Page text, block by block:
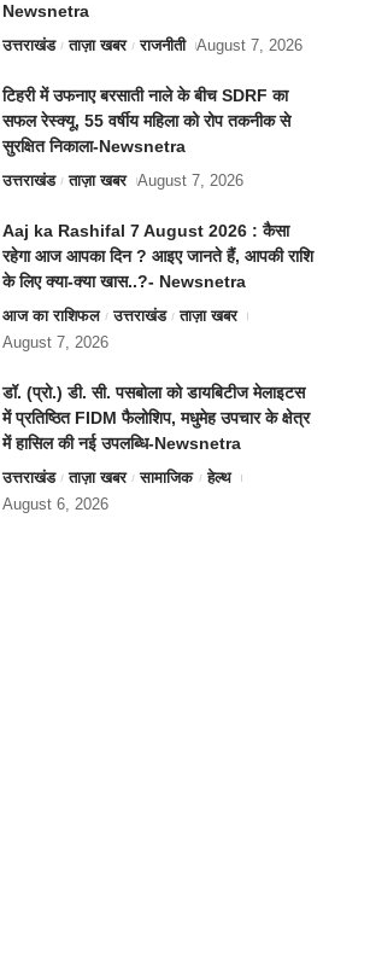
Newsnetra
उत्तराखंड ताज़ा खबर राजनीती August 7, 2026
टिहरी में उफनाए बरसाती नाले के बीच SDRF का
सफल रेस्क्यू, 55 वर्षीय महिला को रोप तकनीक से
सुरक्षित निकाला-Newsnetra
उत्तराखंड ताज़ा खबर August 7, 2026
Aaj ka Rashifal 7 August 2026 : कैसा
रहेगा आज आपका दिन ? आइए जानते हैं, आपकी राशि
के लिए क्या-क्या खास..?- Newsnetra
आज का राशिफल उत्तराखंड
ताज़ा खबर
August 7, 2026
डॉ. (प्रो.) डी. सी. पसबोला को डायबिटीज मेलाइटस
में प्रतिष्ठित FIDM फैलोशिप, मधुमेह उपचार के क्षेत्र
में हासिल की नई उपलब्धि-Newsnetra
उत्तराखंड ताज़ा खबर सामाजिक
हेल्थ
August 6, 2026